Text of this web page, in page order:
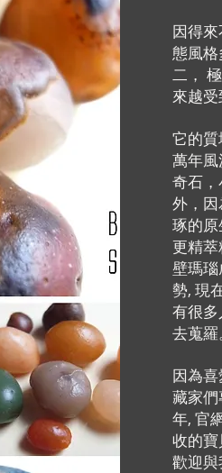
因得
態風
二，
來越
它的
萬年
奇石
外，
琢的
更精
壁瑪
勢, 現
有很
去蒐羅
因為
藏家
年, 官
收的
歡迎